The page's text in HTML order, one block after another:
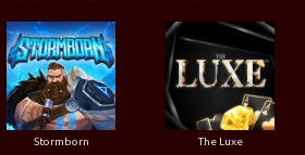
Stormborn The Luxe